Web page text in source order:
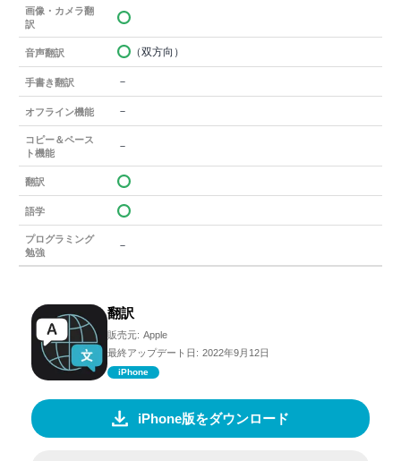
画像・カメラ翻
訳
音声翻訳 （双方向）
手書き翻訳 －
オフライン機能 －
コピー＆ペース
ト機能
－
翻訳
語学
プログラミング
勉強
－
翻訳
販売元: Apple
最終アップデート日: 2022年9月12日
iPhone
iPhone版をダウンロード